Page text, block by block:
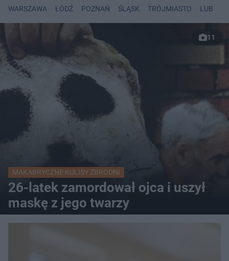
WARSZAWA ŁÓDŹ POZNAŃ ŚLĄSK TRÓJMIASTO LUBLIN
11
MAKABRYCZNE KULISY ZBRODNI
26-latek zamordował ojca i uszył
maskę z jego twarzy